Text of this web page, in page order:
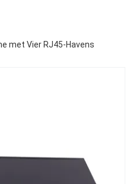
met Vier RJ45-Havens